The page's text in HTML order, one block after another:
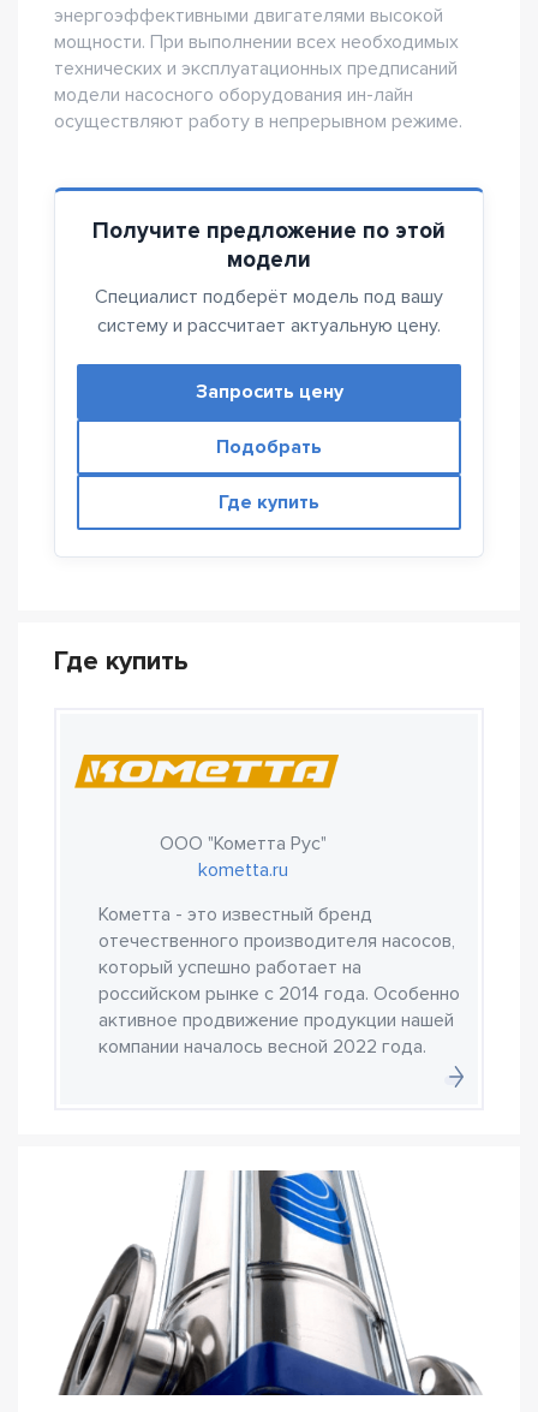
энергоэффективными двигателями высокой
мощности. При выполнении всех необходимых
технических и эксплуатационных предписаний
модели насосного оборудования ин-лайн
осуществляют работу в непрерывном режиме.
Получите предложение по этой
модели
Специалист подберёт модель под вашу
систему и рассчитает актуальную цену.
Запросить цену
Подобрать
Где купить
Где купить
ООО "Кометта Рус"
kometta.ru
Кометта - это известный бренд
отечественного производителя насосов,
который успешно работает на
российском рынке с 2014 года. Особенно
активное продвижение продукции нашей
компании началось весной 2022 года.